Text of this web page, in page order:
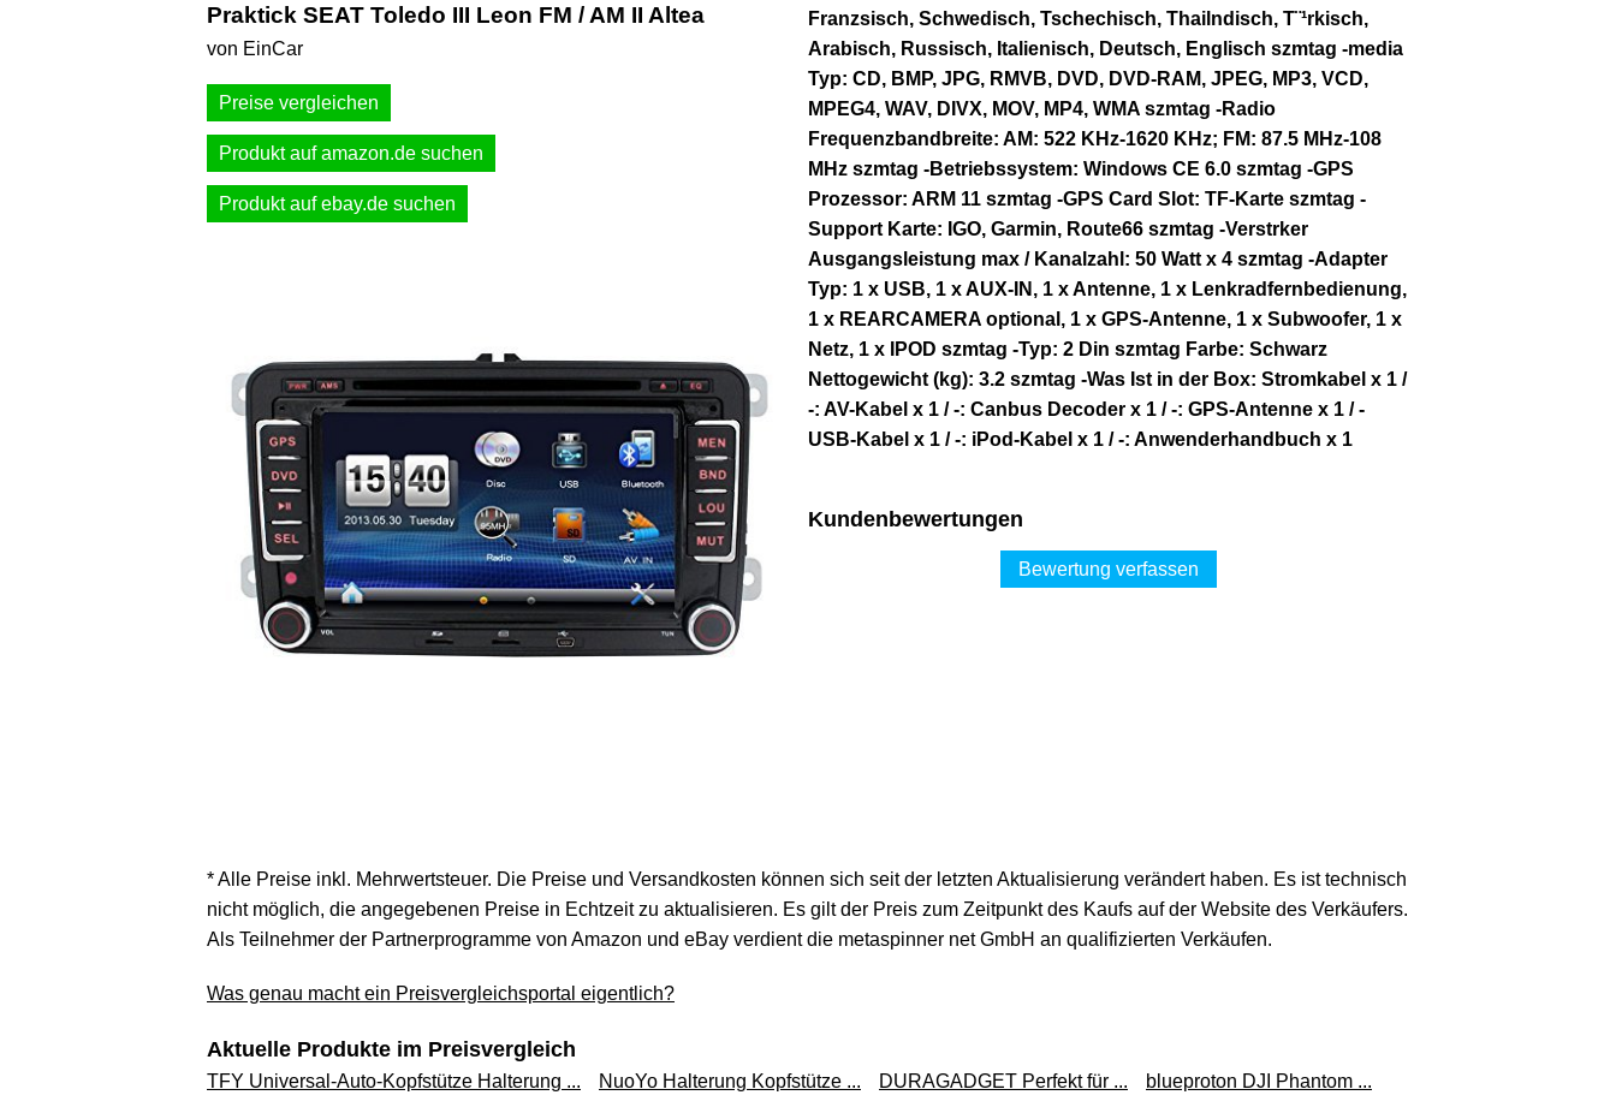
Praktick SEAT Toledo III Leon FM / AM II Altea
von EinCar
Preise vergleichen
Produkt auf amazon.de suchen
Produkt auf ebay.de suchen
Franzsisch, Schwedisch, Tschechisch, Thailndisch, T¨¹rkisch,
Arabisch, Russisch, Italienisch, Deutsch, Englisch szmtag -media
Typ: CD, BMP, JPG, RMVB, DVD, DVD-RAM, JPEG, MP3, VCD,
MPEG4, WAV, DIVX, MOV, MP4, WMA szmtag -Radio
Frequenzbandbreite: AM: 522 KHz-1620 KHz; FM: 87.5 MHz-108
MHz szmtag -Betriebssystem: Windows CE 6.0 szmtag -GPS
Prozessor: ARM 11 szmtag -GPS Card Slot: TF-Karte szmtag -
Support Karte: IGO, Garmin, Route66 szmtag -Verstrker
Ausgangsleistung max / Kanalzahl: 50 Watt x 4 szmtag -Adapter
Typ: 1 x USB, 1 x AUX-IN, 1 x Antenne, 1 x Lenkradfernbedienung,
1 x REARCAMERA optional, 1 x GPS-Antenne, 1 x Subwoofer, 1 x
Netz, 1 x IPOD szmtag -Typ: 2 Din szmtag Farbe: Schwarz
Nettogewicht (kg): 3.2 szmtag -Was Ist in der Box: Stromkabel x 1 /
-: AV-Kabel x 1 / -: Canbus Decoder x 1 / -: GPS-Antenne x 1 / -
USB-Kabel x 1 / -: iPod-Kabel x 1 / -: Anwenderhandbuch x 1
Kundenbewertungen
Bewertung verfassen
* Alle Preise inkl. Mehrwertsteuer. Die Preise und Versandkosten können sich seit der letzten Aktualisierung verändert haben. Es ist technisch
nicht möglich, die angegebenen Preise in Echtzeit zu aktualisieren. Es gilt der Preis zum Zeitpunkt des Kaufs auf der Website des Verkäufers.
Als Teilnehmer der Partnerprogramme von Amazon und eBay verdient die metaspinner net GmbH an qualifizierten Verkäufen.
Was genau macht ein Preisvergleichsportal eigentlich?
Aktuelle Produkte im Preisvergleich
TFY Universal-Auto-Kopfstütze Halterung ... NuoYo Halterung Kopfstütze ... DURAGADGET Perfekt für ... blueproton DJI Phantom ...